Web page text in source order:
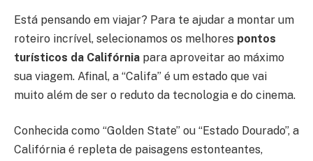
Está pensando em viajar? Para te ajudar a montar um
roteiro incrível, selecionamos os melhores pontos
turísticos da Califórnia para aproveitar ao máximo
sua viagem. Afinal, a “Califa” é um estado que vai
muito além de ser o reduto da tecnologia e do cinema.
Conhecida como “Golden State” ou “Estado Dourado”, a
Califórnia é repleta de paisagens estonteantes,